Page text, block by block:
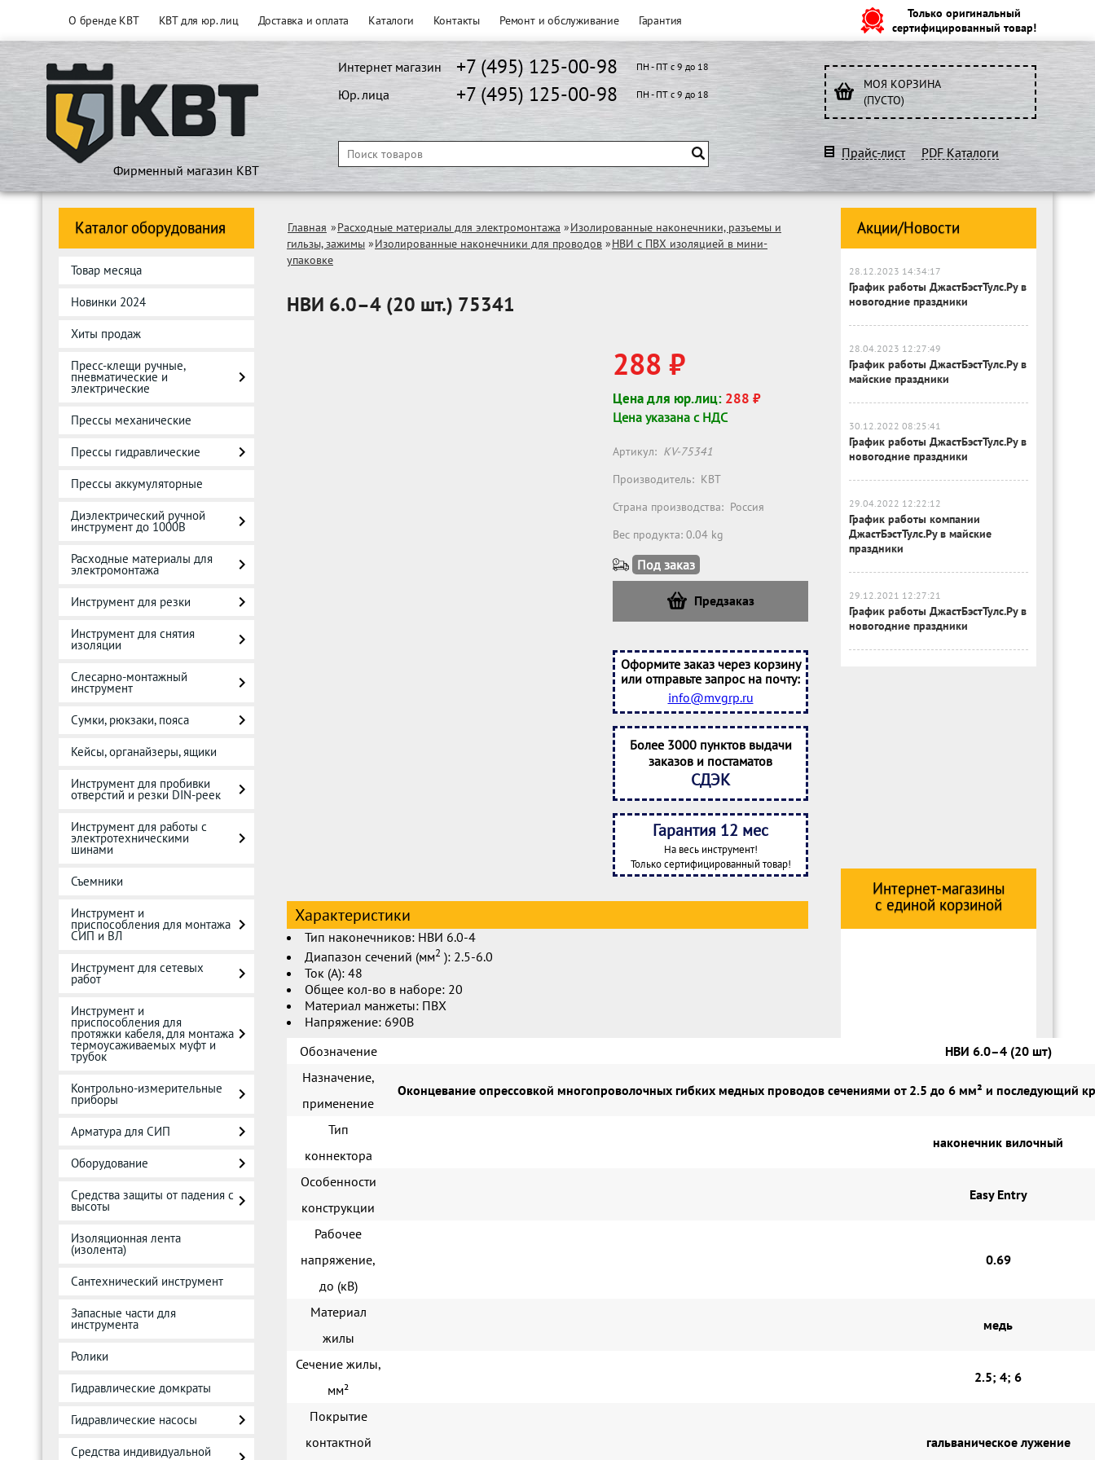
О бренде КВТ КВТ для юр. лиц Доставка и оплата Каталоги Контакты Ремонт и обслуживание Гарантия
Только оригинальный
сертифицированный товар!
Фирменный магазин КВТ
Интернет магазин +7 (495) 125-00-98 ПН - ПТ с 9 до 18
Юр. лица +7 (495) 125-00-98 ПН - ПТ с 9 до 18
МОЯ КОРЗИНА
(ПУСТО)
Прайс-лист PDF Каталоги
Каталог оборудования
Товар месяца
Новинки 2024
Хиты продаж
Пресс-клещи ручные,
пневматические и
электрические
Прессы механические
Прессы гидравлические
Прессы аккумуляторные
Диэлектрический ручной
инструмент до 1000В
Расходные материалы для
электромонтажа
Инструмент для резки
Инструмент для снятия
изоляции
Слесарно-монтажный
инструмент
Сумки, рюкзаки, пояса
Кейсы, органайзеры, ящики
Инструмент для пробивки
отверстий и резки DIN-реек
Инструмент для работы с
электротехническими
шинами
Съемники
Инструмент и
приспособления для монтажа
СИП и ВЛ
Инструмент для сетевых
работ
Инструмент и
приспособления для
протяжки кабеля, для монтажа
термоусаживаемых муфт и
трубок
Контрольно-измерительные
приборы
Арматура для СИП
Оборудование
Средства защиты от падения с
высоты
Изоляционная лента
(изолента)
Сантехнический инструмент
Запасные части для
инструмента
Ролики
Гидравлические домкраты
Гидравлические насосы
Средства индивидуальной
Главная »Расходные материалы для электромонтажа »Изолированные наконечники, разъемы и
гильзы, зажимы »Изолированные наконечники для проводов »НВИ с ПВХ изоляцией в мини-
упаковке
НВИ 6.0–4 (20 шт.) 75341
288 ₽
Цена для юр.лиц: 288 ₽
Цена указана с НДС
Артикул: KV-75341
Производитель: КВТ
Страна производства: Россия
Вес продукта: 0.04 kg
Под заказ
Предзаказ
Оформите заказ через корзину
или отправьте запрос на почту:
info@mvgrp.ru
Более 3000 пунктов выдачи
заказов и постаматов
СДЭК
Гарантия 12 мес
На весь инструмент!
Только сертифицированный товар!
Характеристики
Тип наконечников: НВИ 6.0-4
Диапазон сечений (мм2 ): 2.5-6.0
Ток (А): 48
Общее кол-во в наборе: 20
Материал манжеты: ПВХ
Напряжение: 690В
Обозначение
НВИ 6.0–4 (20 шт)
Назначение,
применение
Оконцевание опрессовкой многопроволочных гибких медных проводов сечениями от 2.5 до 6 мм² и последующий
Тип
коннектора
наконечник вилочный
Особенности
конструкции
Easy Entry
Рабочее
напряжение,
до (кВ)
0.69
Материал
жилы
медь
Сечение жилы,
мм²
2.5; 4; 6
Покрытие
контактной
гальваническое лужение
Акции/Новости
28.12.2023 14:34:17
График работы ДжастБэстТулс.Ру в
новогодние праздники
28.04.2023 12:27:49
График работы ДжастБэстТулс.Ру в
майские праздники
30.12.2022 08:25:41
График работы ДжастБэстТулс.Ру в
новогодние праздники
29.04.2022 12:22:12
График работы компании
ДжастБэстТулс.Ру в майские
праздники
29.12.2021 12:27:21
График работы ДжастБэстТулс.Ру в
новогодние праздники
Интернет-магазины
с единой корзиной